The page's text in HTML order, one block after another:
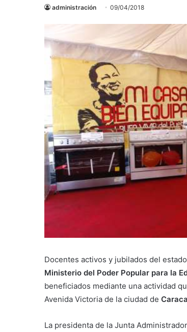
administración 09/04/2018
Docentes activos y jubilados del estado
Ministerio del Poder Popular para la
beneficiados mediante una actividad
Avenida Victoria de la ciudad de
La presidenta de la Junta